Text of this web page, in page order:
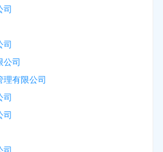
司
司
公司
理有限公司
司
司